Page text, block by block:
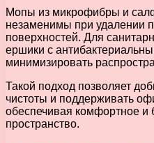
Мопы из микрофибры и
незаменимы при удалении
поверхностей. Для
ершики с
минимизировать
Такой подход позволяет
чистоты и поддерживать
обеспечивая комфортное и
пространство.